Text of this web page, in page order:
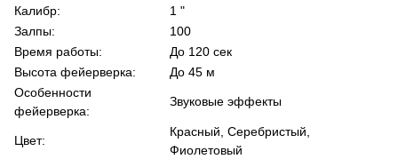
Калибр:
1 "
Залпы:
100
Время работы:
До 120 сек
Высота фейерверка:
До 45 м
Особенности
фейерверка:
Звуковые эффекты
Цвет:
Красный, Серебристый,
Фиолетовый